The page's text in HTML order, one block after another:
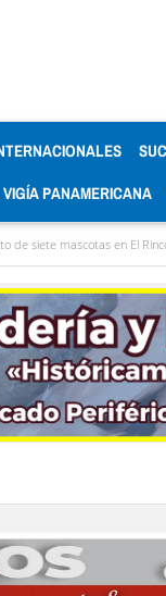
VIGÍA PANAMERICANA
en El Rincón de La Laguna